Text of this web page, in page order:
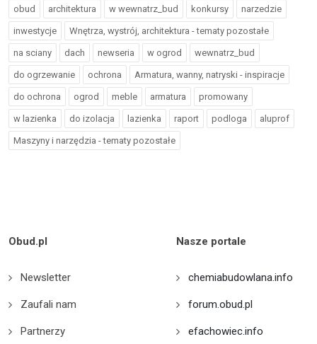
obud architektura w wewnatrz_bud konkursy narzedzie
inwestycje Wnętrza, wystrój, architektura - tematy pozostałe
na sciany dach newseria w ogrod wewnatrz_bud
do ogrzewanie ochrona Armatura, wanny, natryski - inspiracje
do ochrona ogrod meble armatura promowany
w lazienka do izolacja lazienka raport podloga aluprof
Maszyny i narzędzia - tematy pozostałe
Obud.pl
Newsletter
Zaufali nam
Partnerzy
Nasze portale
chemiabudowlana.info
forum.obud.pl
efachowiec.info